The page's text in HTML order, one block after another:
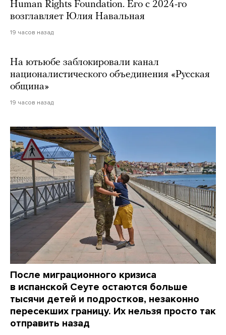
Human Rights Foundation. Его с 2024-го
возглавляет Юлия Навальная
19 часов назад
На ютьюбе заблокировали канал
националистического объединения «Русская
община»
19 часов назад
После миграционного кризиса
в испанской Сеуте остаются больше
тысячи детей и подростков, незаконно
пересекших границу. Их нельзя просто так
отправить назад